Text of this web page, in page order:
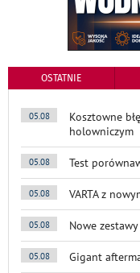
OSTATNIE
05.08
Kosztowne
holowniczym
05.08 Test
05.08 VARTA z
05.08 Nowe
05.08 Gigant